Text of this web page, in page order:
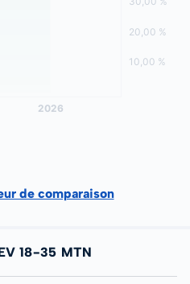
de comparaison
18-35 MTN